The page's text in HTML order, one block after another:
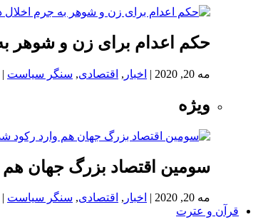
حکم اعدام برای زن و شوهر
مه 20, 2020 | اخبار , اقتصادی, سنگر سیاست |
ویژه
سومین اقتصاد بزرگ جهان هم
مه 20, 2020 | اخبار , اقتصادی, سنگر سیاست |
قرآن و عترت